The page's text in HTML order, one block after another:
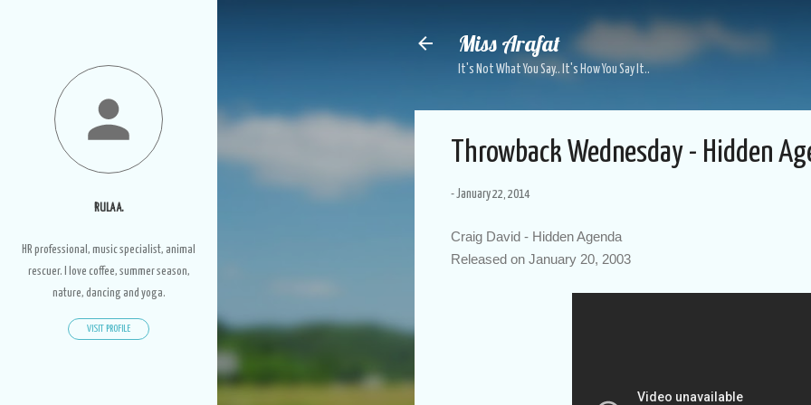
Skip to main content
Miss Arafat
It's Not What You Say.. It's How You Say It..
Throwback Wednesday - Hidden
-January 22, 2014
Craig David - Hidden Agenda
Released on January 20, 2003
RULA A.
HR professional, music specialist, animal
rescuer. I love coffee, summer season,
nature, dancing and yoga.
VISIT PROFILE